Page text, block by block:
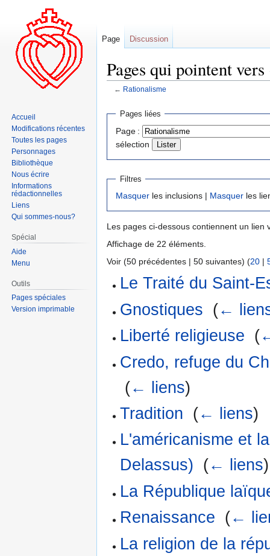
Pages qui pointent
← Rationalisme
Aller
navigation
Aller
recherche
Pages liées
Page :
sélection
Filtres
Masquer les inclusions | Masquer les
Les pages ci-dessous contiennent un lien
Affichage de 22 éléments.
Voir (50 précédentes | 50 suivantes) (20 |
Le Traité du Saint-
Gnostiques (←
Liberté religieuse (
Credo, refuge du
(← liens)
Tradition (← liens)
L'américanisme et
Delassus) (← liens)
La République
Renaissance (←
La religion de la
Page Discussion
Accueil
Modifications récentes
Toutes les pages
Personnages
Bibliothèque
Nous écrire
Informations
rédactionnelles
Liens
Qui sommes-nous?
Spécial
Aide
Menu
Outils
Pages spéciales
Version imprimable